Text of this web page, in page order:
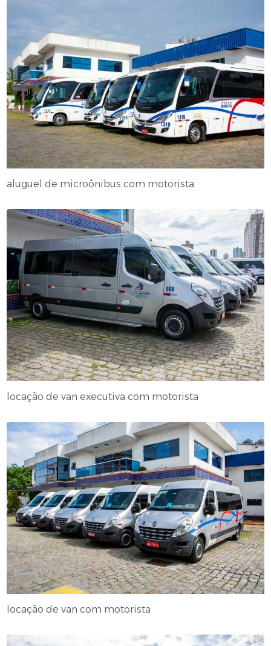
aluguel de microônibus com motorista
locação de van executiva com motorista
locação de van com motorista